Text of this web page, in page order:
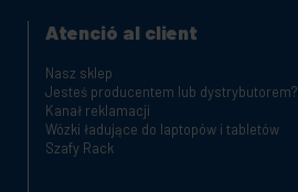
Atenció al client
Nasz sklep
Jesteś producentem lub dystrybutorem?
Kanał reklamacji
Wózki ładujące do laptopów i tabletów
Szafy Rack